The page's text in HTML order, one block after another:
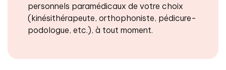
personnels paramédicaux de votre choix
(kinésithérapeute, orthophoniste, pédicure-
podologue, etc.), à tout moment.